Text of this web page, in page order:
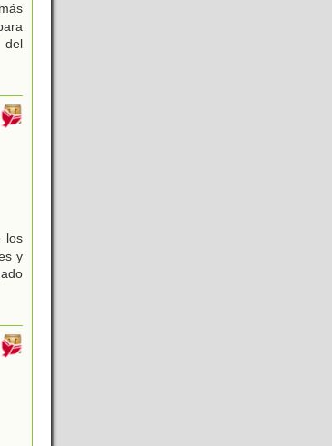
del
los
y